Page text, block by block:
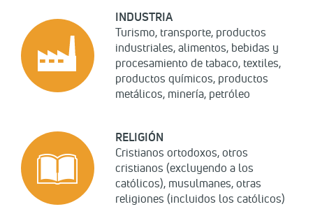
INDUSTRIA
Turismo, transporte, productos
industriales, alimentos, bebidas y
procesamiento de tabaco, textiles,
productos químicos, productos
metálicos, minería, petróleo
RELIGIÓN
Cristianos ortodoxos, otros
cristianos (excluyendo a los
católicos), musulmanes, otras
religiones (incluidos los católicos)